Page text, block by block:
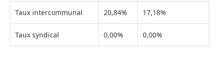
Taux intercommunal 20,84% 17,18%
Taux syndical 0,00% 0,00%